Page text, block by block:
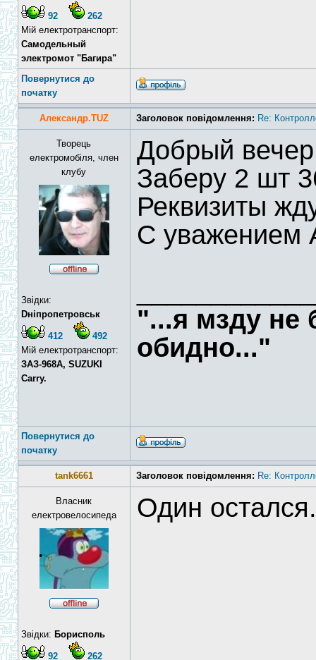
92
262
Мій електротранспорт:
Самодельный
электромот "Багира"
Повернутися до
початку
Александр.TUZ Заголовок повідомлення: Re:
Творець
електромобіля, член
клубу
Звідки:
Dніпропетровськ
412
492
Мій електротранспорт:
ЗАЗ-968А, SUZUKI
Carry.
Добрый
Заберу 2 шт
Реквизиты
С уважением
"...я мзду не
обидно..."
Повернутися до
початку
tank6661 Заголовок повідомлення: Re:
Власник
електровелосипеда
Звідки: Борисполь
92
262
Один